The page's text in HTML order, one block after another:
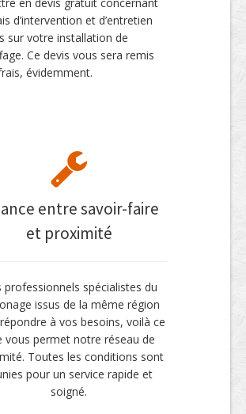
d’intervention et d’entretien
sur votre installation de
Ce devis vous sera remis
évidemment.
entre savoir-faire
et proximité
professionnels spécialistes du
issus de la même région
à vos besoins, voilà ce
vous permet notre réseau de
Toutes les conditions sont
pour un service rapide et
soigné.